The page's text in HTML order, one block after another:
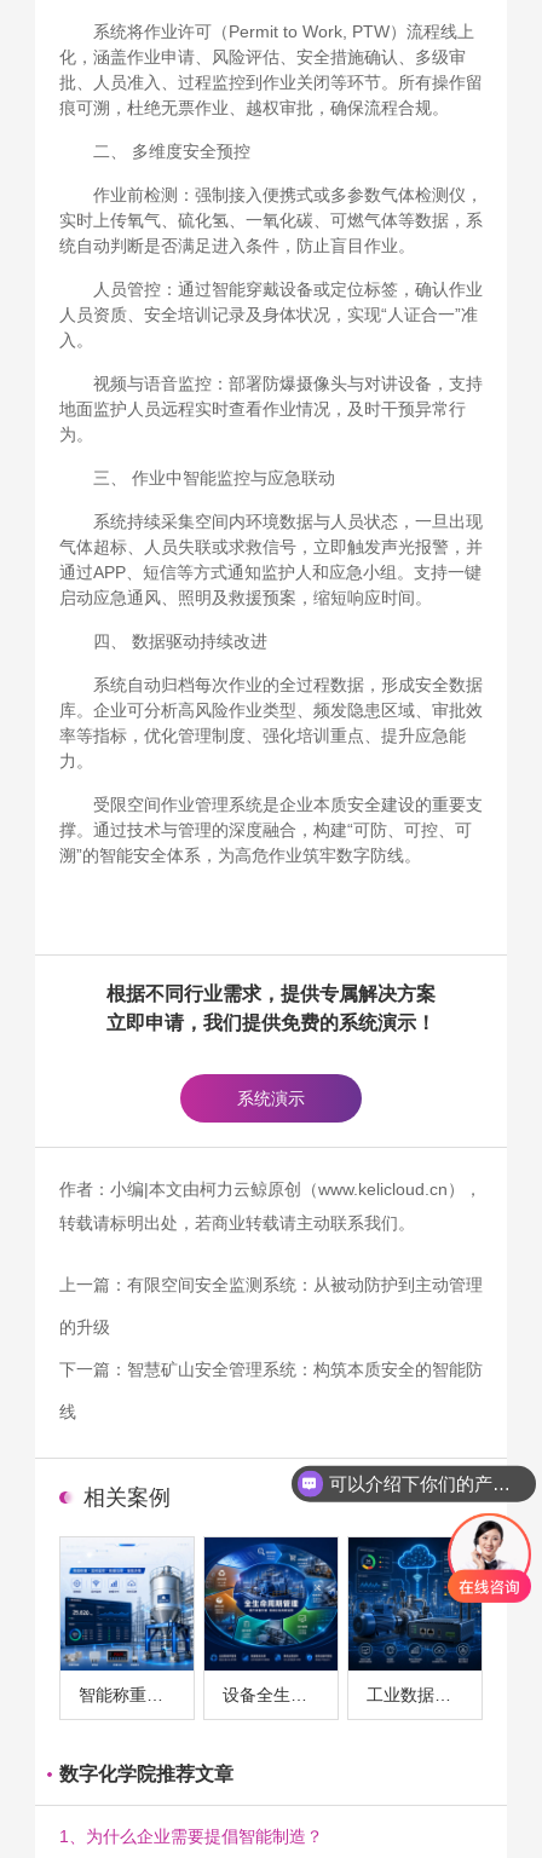
系统将作业许可（Permit to Work, PTW）流程线上
化，涵盖作业申请、风险评估、安全措施确认、多级审
批、人员准入、过程监控到作业关闭等环节。所有操作留
痕可溯，杜绝无票作业、越权审批，确保流程合规。
二、 多维度安全预控
作业前检测：强制接入便携式或多参数气体检测仪，
实时上传氧气、硫化氢、一氧化碳、可燃气体等数据，系
统自动判断是否满足进入条件，防止盲目作业。
人员管控：通过智能穿戴设备或定位标签，确认作业
人员资质、安全培训记录及身体状况，实现“人证合一”准
入。
视频与语音监控：部署防爆摄像头与对讲设备，支持
地面监护人员远程实时查看作业情况，及时干预异常行
为。
三、 作业中智能监控与应急联动
系统持续采集空间内环境数据与人员状态，一旦出现
气体超标、人员失联或求救信号，立即触发声光报警，并
通过APP、短信等方式通知监护人和应急小组。支持一键
启动应急通风、照明及救援预案，缩短响应时间。
四、 数据驱动持续改进
系统自动归档每次作业的全过程数据，形成安全数据
库。企业可分析高风险作业类型、频发隐患区域、审批效
率等指标，优化管理制度、强化培训重点、提升应急能
力。
受限空间作业管理系统是企业本质安全建设的重要支
撑。通过技术与管理的深度融合，构建“可防、可控、可
溯”的智能安全体系，为高危作业筑牢数字防线。
根据不同行业需求，提供专属解决方案
立即申请，我们提供免费的系统演示！
系统演示
作者：小编|本文由柯力云鲸原创（www.kelicloud.cn），
转载请标明出处，若商业转载请主动联系我们。
上一篇： 有限空间安全监测系统：从被动防护到主动管理
的升级
下一篇： 智慧矿山安全管理系统：构筑本质安全的智能防
线
相关案例
智能称重系统案例 设备全生命周期管理案例 工业数据采集与设备监控案例
数字化学院推荐文章
1、为什么企业需要提倡智能制造？
可以介绍下你们的产品么